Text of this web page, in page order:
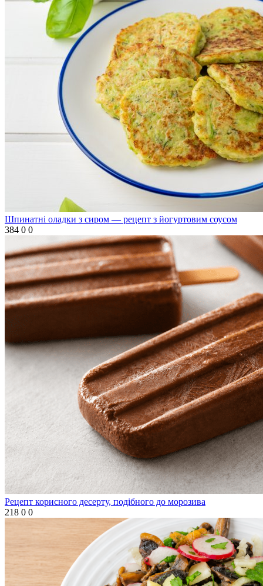
Шпинатні оладки з сиром — рецепт з йогуртовим соусом
384 0 0
Рецепт корисного десерту, подібного до морозива
218 0 0